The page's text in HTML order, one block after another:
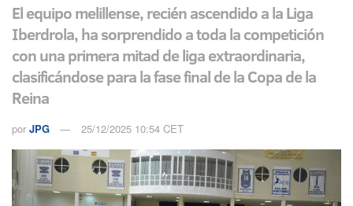
El equipo melillense, recién ascendido a la Liga
Iberdrola, ha sorprendido a toda la competición
con una primera mitad de liga extraordinaria,
clasificándose para la fase final de la Copa de la
Reina
por JPG 25/12/2025 10:54 CET